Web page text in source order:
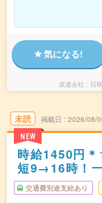
気になる!
派遣会社 日
未読
NEW
掲載日 2026/08/
時給1450円
短9→16時！
交通費別途支給あり